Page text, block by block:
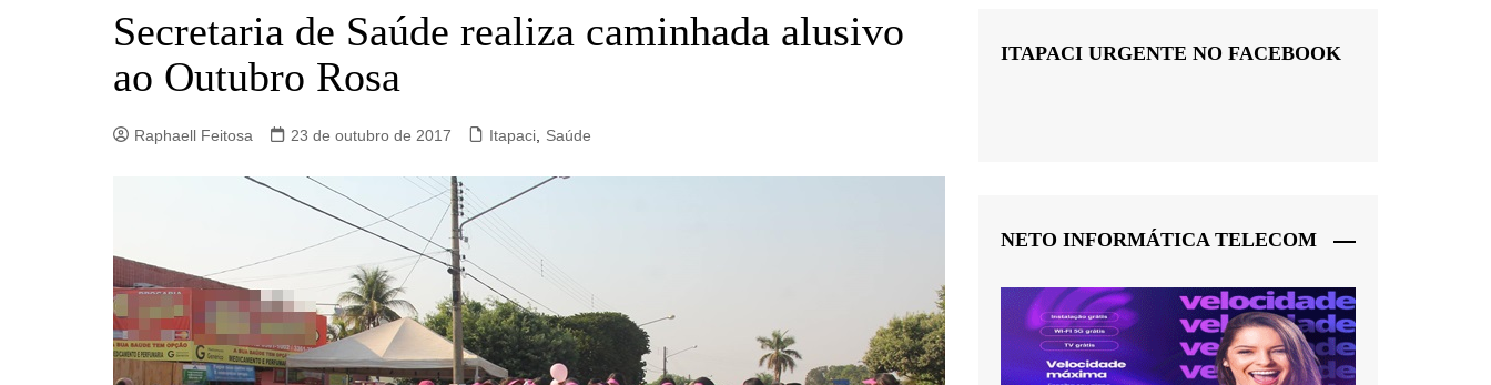
Campinorte
Campos Verdes
Ceres
Crixás
Estrela do Norte
Goianésia
Goiânia
Guarinos
Secretaria de Saúde realiza caminhada alusivo
ao Outubro Rosa
Raphaell Feitosa 23 de outubro de 2017 Itapaci, Saúde
ITAPACI URGENTE NO FACEBOOK
NETO INFORMÁTICA TELECOM